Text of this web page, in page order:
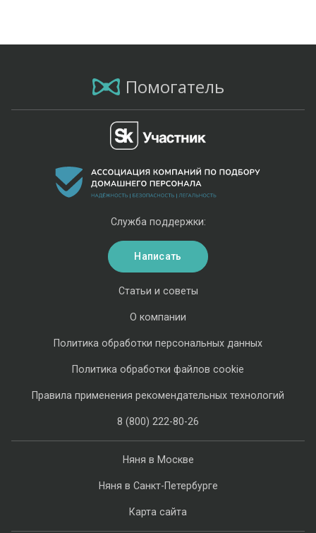
Помогатель
Няня в Москве
Няня в Санкт-Петербурге
Карта сайта
Статьи и советы
О компании
Политика обработки персональных данных
Политика обработки файлов cookie
Правила применения рекомендательных технологий
8 (800) 222-80-26
Служба поддержки:
Написать